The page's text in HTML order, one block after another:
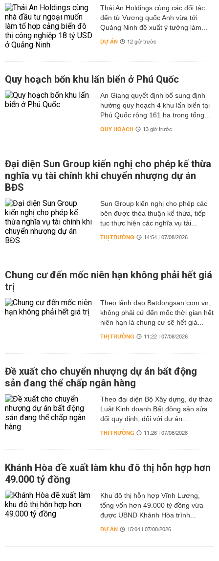
Thái An Holdings cùng các đối tác
đến từ Vương quốc Anh vừa tới
Quảng Ninh đề xuất ý tưởng làm...
DỰ ÁN 12 giờ trước
Quy hoạch bốn khu lấn biển ở Phú Quốc
An Giang quyết định bổ sung định
hướng quy hoạch 4 khu lấn biển tại
Phú Quốc rộng 161 ha trong tổng...
QUY HOẠCH 13 giờ trước
Đại diện Sun Group kiến nghị cho phép kế thừa
nghĩa vụ tài chính khi chuyển nhượng dự án
BĐS
Sun Group kiến nghị cho phép các
bên được thỏa thuận kế thừa, tiếp
tục thực hiện các nghĩa vụ tài...
THỊ TRƯỜNG 14:54 | 07/08/2026
Chung cư đến mốc niên hạn không phải hết giá
trị
Theo lãnh đạo Batdongsan.com.vn,
không phải cứ đến mốc thời gian hết
niên hạn là chung cư sẽ hết giá...
THỊ TRƯỜNG 11:22 | 07/08/2026
Đề xuất cho chuyển nhượng dự án bất động
sản đang thế chấp ngân hàng
Theo đại diện Bộ Xây dựng, dự thảo
Luật Kinh doanh Bất động sản sửa
đổi quy định, đối với dự án...
THỊ TRƯỜNG 11:26 | 07/08/2026
Khánh Hòa đề xuất làm khu đô thị hỗn hợp hơn
49.000 tỷ đồng
Khu đô thị hỗn hợp Vĩnh Lương,
tổng vốn hơn 49.000 tỷ đồng vừa
được UBND Khánh Hòa trình...
DỰ ÁN 15:04 | 07/08/2026